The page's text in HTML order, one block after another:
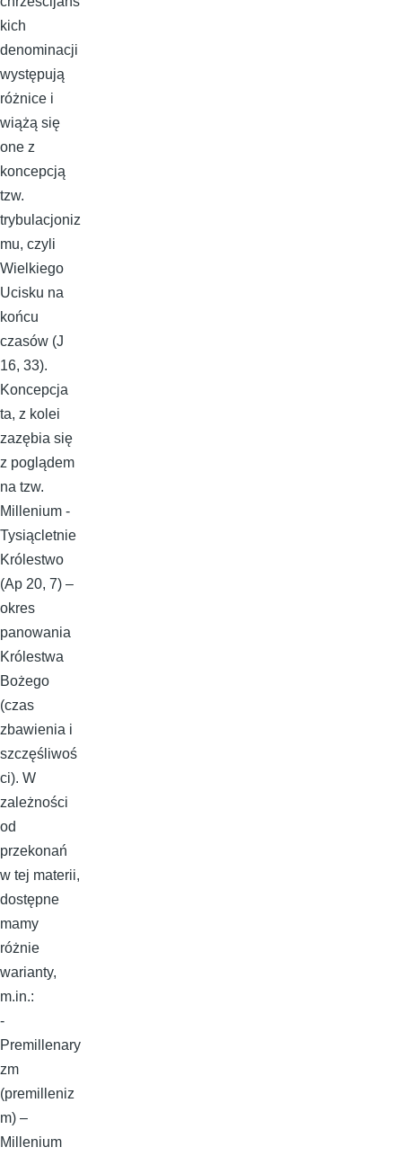
kich
denominacji
występują
różnice i
wiążą się
one z
koncepcją
tzw.
trybulacjoniz
mu, czyli
Wielkiego
Ucisku na
końcu
czasów (J
16, 33).
Koncepcja
ta, z kolei
zazębia się
z poglądem
na tzw.
Millenium -
Tysiącletnie
Królestwo
(Ap 20, 7) –
okres
panowania
Królestwa
Bożego
(czas
zbawienia i
szczęśliwoś
ci). W
zależności
od
przekonań
w tej materii,
dostępne
mamy
różnie
warianty,
m.in.:
-
Premillenary
zm
(premilleniz
m) –
Millenium